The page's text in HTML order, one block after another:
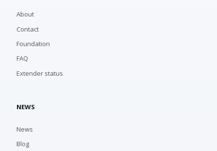
About
Contact
Foundation
FAQ
Extender status
NEWS
News
Blog